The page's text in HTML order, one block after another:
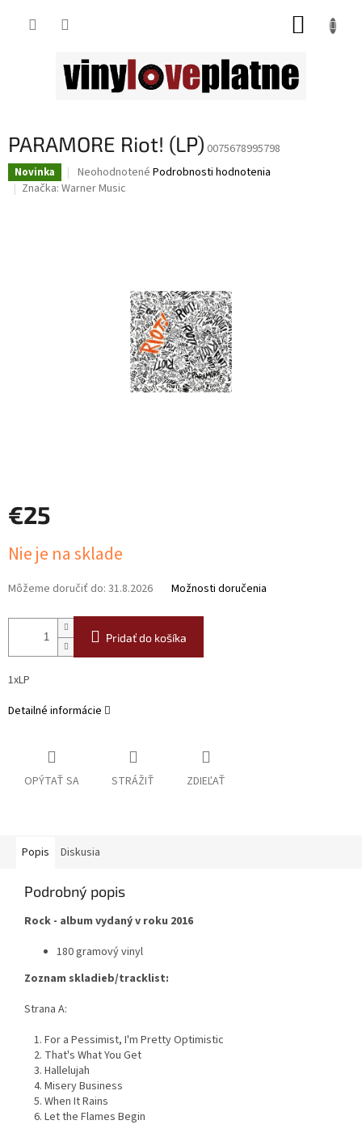
PARAMORE Riot! (LP) 0075678995798
Novinka
Priemerné
hodnotenie
Neohodnotené Podrobnosti hodnotenia
Značka: Warner Music
€25
cena:
Nie je na sklade
Môžeme doručiť do: 31.8.2026 Možnosti doručenia
Pridať do košíka
1xLP
Detailné informácie
OPÝTAŤ SA STRÁŽIŤ ZDIEĽAŤ
Popis Diskusia
Podrobný popis
Rock - album vydaný v roku 2016
180 gramový vinyl
Zoznam skladieb/tracklist:
Strana A:
1. For a Pessimist, I'm Pretty Optimistic
2. That's What You Get
3. Hallelujah
4. Misery Business
5. When It Rains
6. Let the Flames Begin